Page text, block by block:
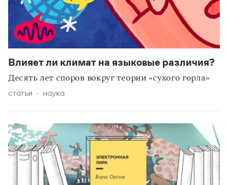
Влияет ли климат на языковые различия?
Десять лет споров вокруг теории «сухого горла»
статьи наука